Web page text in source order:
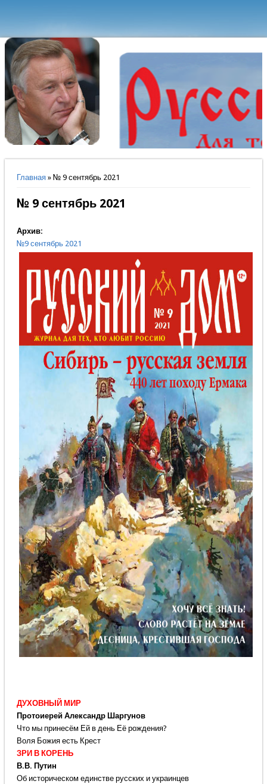
Вы здесь
Главная» № 9 сентябрь 2021
№ 9 сентябрь 2021
Архив:
№9 сентябрь 2021
ДУХОВНЫЙ МИР
Протоиерей Александр Шаргунов
Что мы принесём Ей в день Её рождения?
Воля Божия есть Крест
ЗРИ В КОРЕНЬ
В.В. Путин
Об историческом единстве русских и украинцев